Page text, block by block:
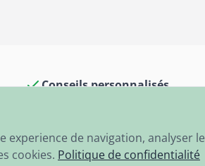
Conseils personnalisés
de navigation, analyser
cookies. Politique de confidentialité